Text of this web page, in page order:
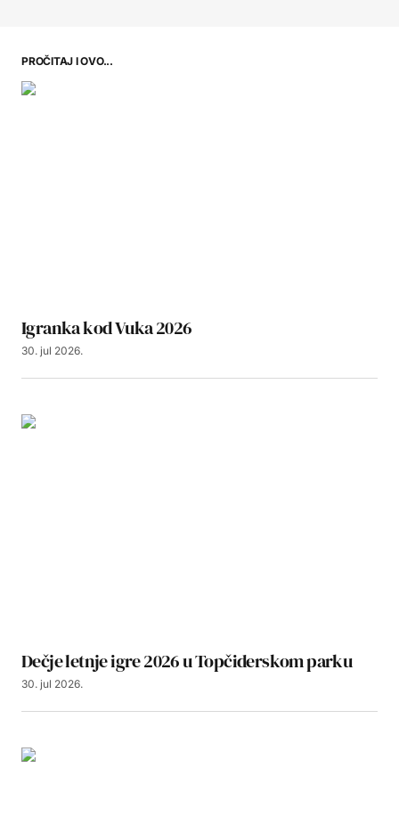
PROČITAJ I OVO...
Igranka kod Vuka 2026
30. jul 2026.
Dečje letnje igre 2026 u Topčiderskom parku
30. jul 2026.